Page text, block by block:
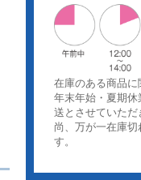
在庫のある商品に
年末年始・夏期
送とさせていただ
尚、万が一在庫
す。